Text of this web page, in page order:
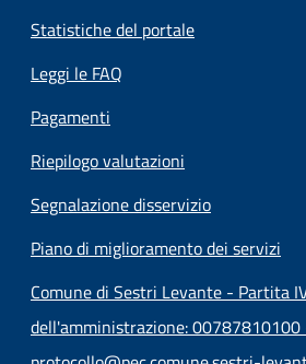
Statistiche del portale
Leggi le FAQ
Pagamenti
Riepilogo valutazioni
Segnalazione disservizio
Piano di miglioramento dei servizi
Comune di Sestri Levante - Partita
dell'amministrazione: 00787810100